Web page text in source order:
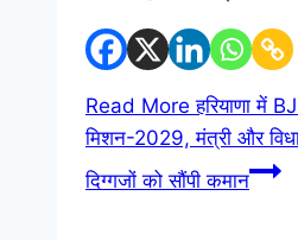
Read More हरियाणा में
मिशन-2029, मंत्री और
दिग्गजों को सौंपी कमान